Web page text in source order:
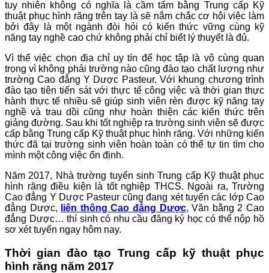
tuy nhiên không có nghĩa là cầm tấm bằng Trung cấp Kỹ
thuật phục hình răng trên tay là sẽ nắm chắc cơ hội việc làm
bởi đây là một ngành đòi hỏi có kiến thức vững cùng kỹ
năng tay nghề cao chứ không phải chỉ biết lý thuyết là đủ.
Vì thế việc chọn địa chỉ uy tín để học tập là vô cùng quan
trọng vì không phải trường nào cũng đào tạo chất lượng như
trường Cao đẳng Y Dược Pasteur. Với khung chương trình
đào tạo tiên tiến sát với thực tế công việc và thời gian thực
hành thực tế nhiều sẽ giúp sinh viên rèn được kỹ năng tay
nghề và trau dồi cũng như hoàn thiện các kiến thức trên
giảng đường. Sau khi tốt nghiệp ra trường sinh viên sẽ được
cấp bằng Trung cấp Kỹ thuật phục hình răng. Với những kiến
thức đã tại trường sinh viên hoàn toàn có thể tự tin tìm cho
mình một công việc ổn định.
Năm 2017, Nhà trường tuyển sinh Trung cấp Kỹ thuật phục
hình răng điều kiện là tốt nghiệp THCS. Ngoài ra, Trường
Cao đẳng Y Dược Pasteur cũng đang xét tuyển các lớp Cao
đẳng Dược,
liên thông Cao đẳng Dược, Văn bằng 2 Cao
đẳng Dược… thí sinh có nhu cầu đăng ký học có thể nộp hồ
sơ xét tuyển ngay hôm nay.
Thời gian đào tạo Trung cấp kỹ thuật phục
hình răng năm 2017